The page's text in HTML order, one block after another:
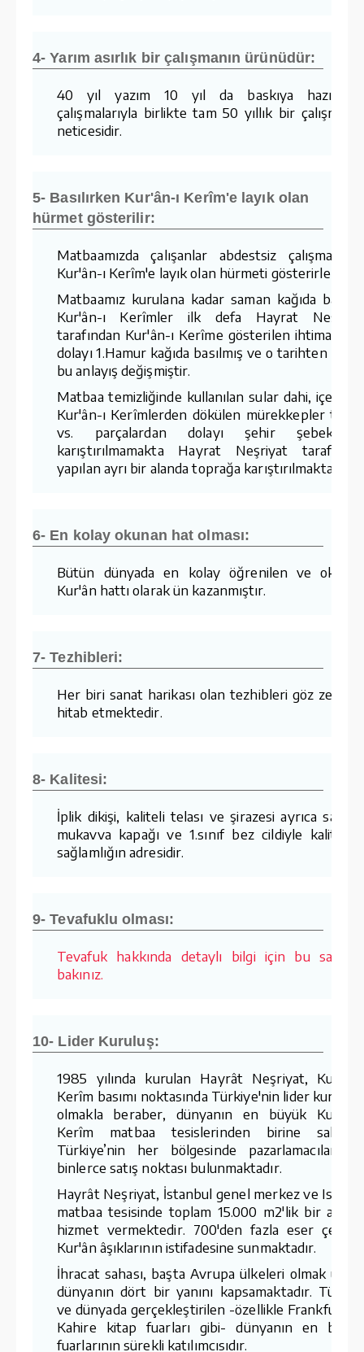
4- Yarım asırlık bir çalışmanın ürünüdür:
40 yıl yazım 10 yıl da baskıya
çalışmalarıyla birlikte tam 50 yıllık bir
neticesidir.
5- Basılırken Kur'ân-ı Kerîm'e layık olan
hürmet gösterilir:
Matbaamızda çalışanlar abdestsiz çalışmaz
Kur'ân-ı Kerîm'e layık olan hürmeti gösterirler.
Matbaamız kurulana kadar saman kağıda
Kur'ân-ı Kerîmler ilk defa Hayrat
tarafından Kur'ân-ı Kerîme gösterilen
dolayı 1.Hamur kağıda basılmış ve o tarihten
bu anlayış değişmiştir.
Matbaa temizliğinde kullanılan sular dahi,
Kur'ân-ı Kerîmlerden dökülen mürekkepler
vs. parçalardan dolayı şehir
karıştırılmamakta Hayrat Neşriyat
yapılan ayrı bir alanda toprağa karıştırılmaktadır.
6- En kolay okunan hat olması:
Bütün dünyada en kolay öğrenilen ve
Kur'ân hattı olarak ün kazanmıştır.
7- Tezhibleri:
Her biri sanat harikası olan tezhibleri göz
hitab etmektedir.
8- Kalitesi:
İplik dikişi, kaliteli telası ve şirazesi ayrıca
mukavva kapağı ve 1.sınıf bez cildiyle kalite
sağlamlığın adresidir.
9- Tevafuklu olması:
Tevafuk hakkında detaylı bilgi için bu
bakınız.
10- Lider Kuruluş:
1985 yılında kurulan Hayrât Neşriyat, Kur'ân-
Kerîm basımı noktasında Türkiye'nin lider
olmakla beraber, dünyanın en büyük Kur'ân-
Kerîm matbaa tesislerinden birine
Türkiye’nin her bölgesinde pazarlamacıları
binlerce satış noktası bulunmaktadır.
Hayrât Neşriyat, İstanbul genel merkez ve
matbaa tesisinde toplam 15.000 m2'lik bir
hizmet vermektedir. 700'den fazla eser
Kur'ân âşıklarının istifadesine sunmaktadır.
İhracat sahası, başta Avrupa ülkeleri olmak
dünyanın dört bir yanını kapsamaktadır.
ve dünyada gerçekleştirilen -özellikle Frankfurt
Kahire kitap fuarları gibi- dünyanın en
fuarlarının sürekli katılımcısıdır.